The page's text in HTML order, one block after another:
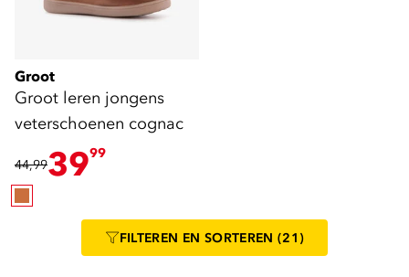
Groot
Groot leren jongens
veterschoenen cognac
44,993999
FILTEREN EN SORTEREN (21)